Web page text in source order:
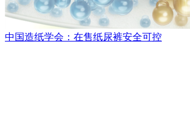
中国造纸学会：在售纸尿裤安全可控